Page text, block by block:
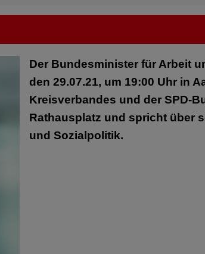
Der Bundesminister für Arbeit
den 29.07.21, um 19:00 Uhr in
Kreisverbandes und der SPD-
Rathausplatz und spricht über
und Sozialpolitik.